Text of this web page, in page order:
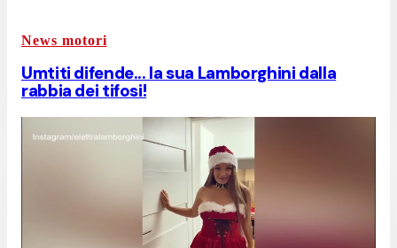
News motori
Umtiti difende... la sua Lamborghini dalla
rabbia dei tifosi!